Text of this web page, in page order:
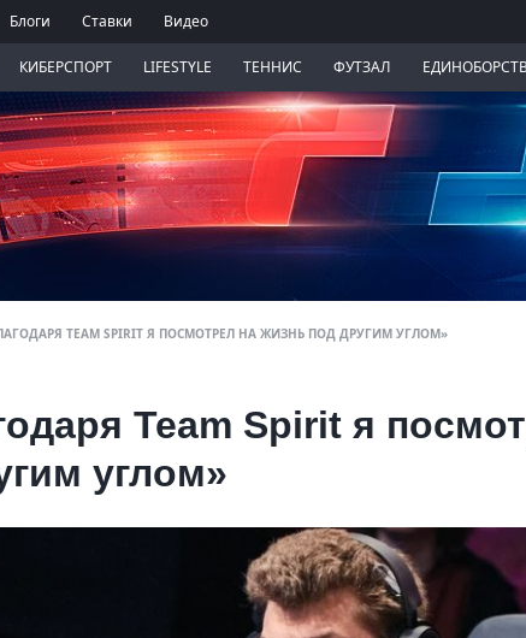
Блоги Ставки Видео
КИБЕРСПОРТ LIFESTYLE ТЕННИС ФУТЗАЛ
TEAM SPIRIT Я ПОСМОТРЕЛ НА ЖИЗНЬ ПОД ДРУГИМ УГЛОМ»
Team Spirit я
углом»